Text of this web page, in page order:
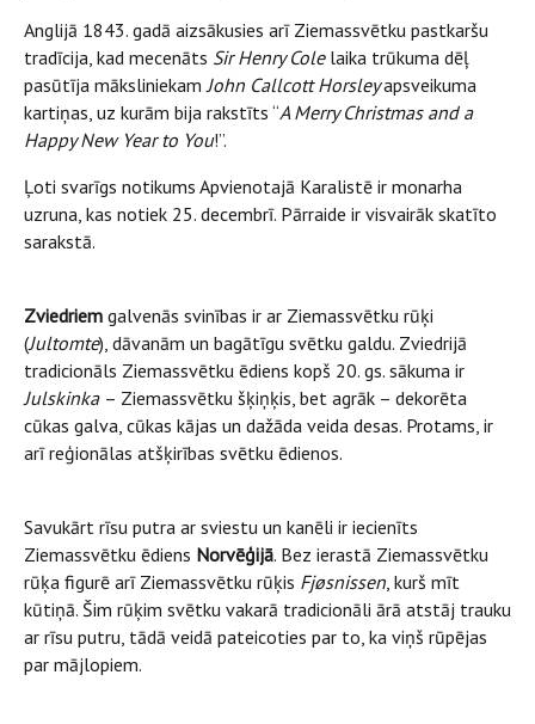
Anglijā 1843. gadā aizsākusies arī Ziemassvētku pastkaršu
tradīcija, kad mecenāts Sir Henry Colelaika trūkuma dēļ
pasūtīja māksliniekam John Callcott Horsleyapsveikuma
kartiņas, uz kurām bija rakstīts “A Merry Christmas and a
Happy New Year to You!”.
Ļoti svarīgs notikums Apvienotajā Karalistē ir monarha
uzruna, kas notiek 25. decembrī. Pārraide ir visvairāk skatīto
sarakstā.
Zviedriem galvenās svinības ir ar Ziemassvētku rūķi
(Jultomte), dāvanām un bagātīgu svētku galdu. Zviedrijā
tradicionāls Ziemassvētku ēdiens kopš 20. gs. sākuma ir
Julskinka – Ziemassvētku šķiņķis, bet agrāk – dekorēta
cūkas galva, cūkas kājas un dažāda veida desas. Protams, ir
arī reģionālas atšķirības svētku ēdienos.
Savukārt rīsu putra ar sviestu un kanēli ir iecienīts
Ziemassvētku ēdiens Norvēģijā. Bez ierastā Ziemassvētku
rūķa figurē arī Ziemassvētku rūķis Fjøsnissen , kurš mīt
kūtiņā. Šim rūķim svētku vakarā tradicionāli ārā atstāj trauku
ar rīsu putru, tādā veidā pateicoties par to, ka viņš rūpējas
par mājlopiem.